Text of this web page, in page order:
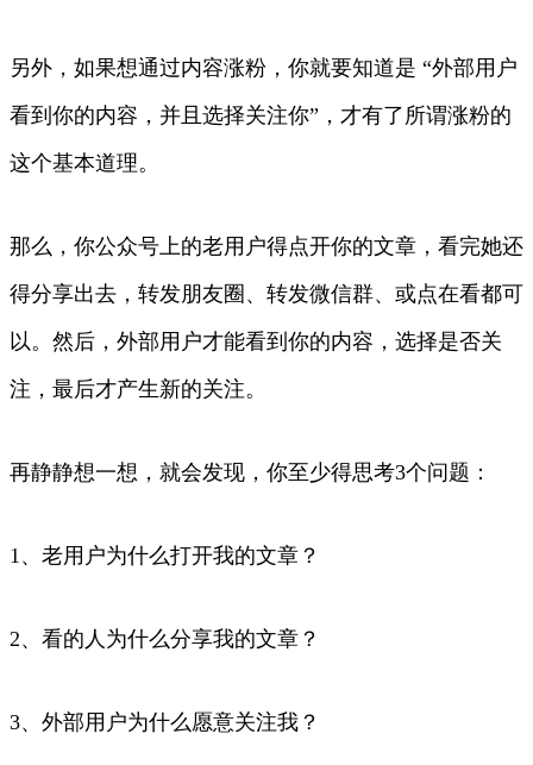
另外，如果想通过内容涨粉，你就要知道是 “外部用户
看到你的内容，并且选择关注你”，才有了所谓涨粉的
这个基本道理。
那么，你公众号上的老用户得点开你的文章，看完她还
得分享出去，转发朋友圈、转发微信群、或点在看都可
以。然后，外部用户才能看到你的内容，选择是否关
注，最后才产生新的关注。
再静静想一想，就会发现，你至少得思考3个问题：
1、老用户为什么打开我的文章？
2、看的人为什么分享我的文章？
3、外部用户为什么愿意关注我？